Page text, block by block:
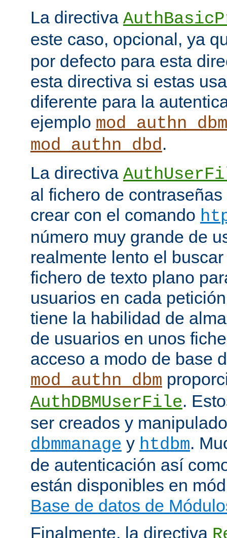
La directiva
este caso, opcional, ya
por defecto para esta
esta directiva si estas
diferente para la
ejemplo mod_authn_dbm
mod_authn_dbd.
La directiva
al fichero de
crear con el comando
número muy grande de
realmente lento el
fichero de texto plano
usuarios en cada
tiene la habilidad de
de usuarios en unos
acceso a modo de base
mod_authn_dbm
AuthDBMUserFile.
ser creados y
dbmmanage y htdbm.
de autenticación así
están disponibles en
Base de datos de
Finalmente, la directiva